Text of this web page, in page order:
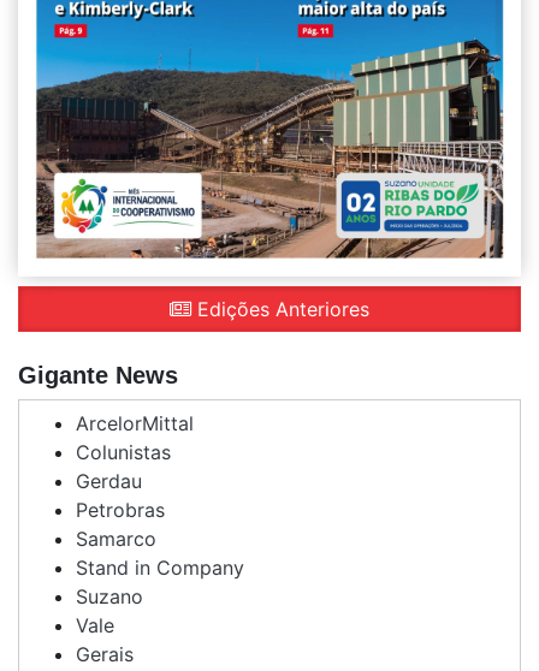
Edições Anteriores
Gigante News
ArcelorMittal
Colunistas
Gerdau
Petrobras
Samarco
Stand in Company
Suzano
Vale
Gerais